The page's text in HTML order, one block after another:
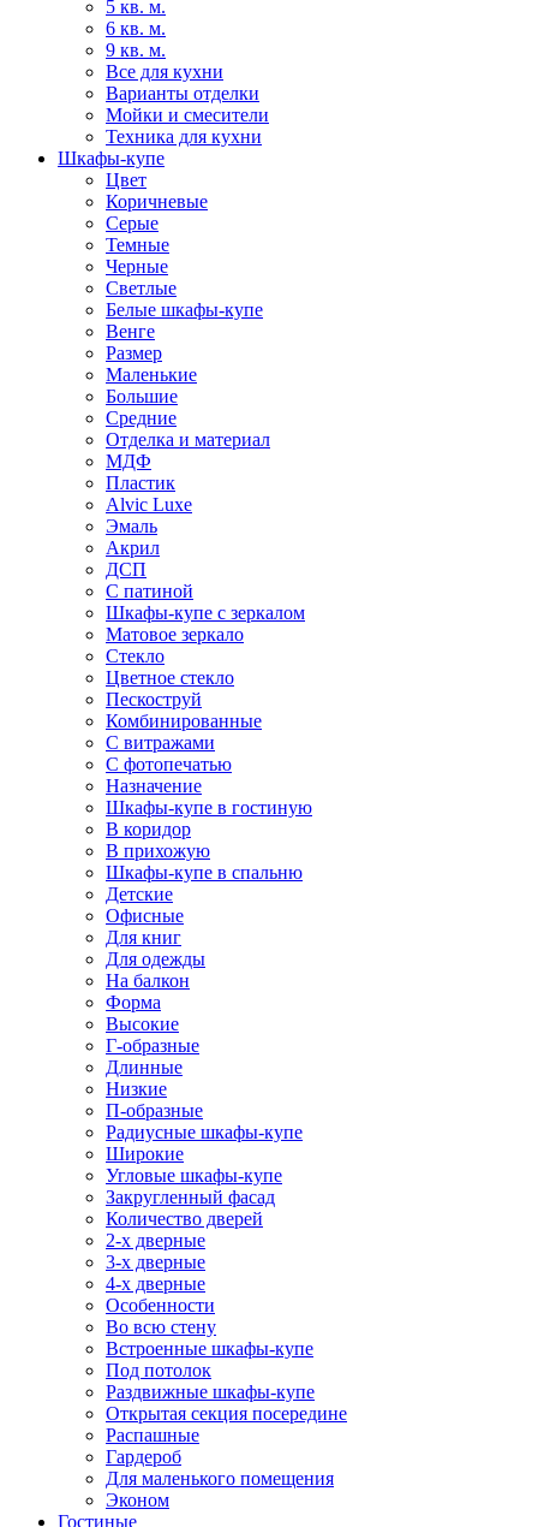
5 кв. м.
6 кв. м.
9 кв. м.
Все для кухни
Варианты отделки
Мойки и смесители
Техника для кухни
Шкафы-купе
Цвет
Коричневые
Серые
Темные
Черные
Светлые
Белые шкафы-купе
Венге
Размер
Маленькие
Большие
Средние
Отделка и материал
МДФ
Пластик
Alvic Luxe
Эмаль
Акрил
ДСП
С патиной
Шкафы-купе с зеркалом
Матовое зеркало
Стекло
Цветное стекло
Пескоструй
Комбинированные
С витражами
С фотопечатью
Назначение
Шкафы-купе в гостиную
В коридор
В прихожую
Шкафы-купе в спальню
Детские
Офисные
Для книг
Для одежды
На балкон
Форма
Высокие
Г-образные
Длинные
Низкие
П-образные
Радиусные шкафы-купе
Широкие
Угловые шкафы-купе
Закругленный фасад
Количество дверей
2-х дверные
3-х дверные
4-х дверные
Особенности
Во всю стену
Встроенные шкафы-купе
Под потолок
Раздвижные шкафы-купе
Открытая секция посередине
Распашные
Гардероб
Для маленького помещения
Эконом
Гостиные